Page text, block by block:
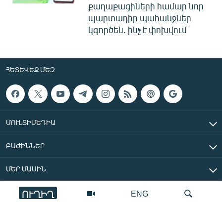
ENG
ՈՒՂԻՂ
քաղաքացիների համար նոր
պարտադիր պահանջներ
կգործեն. ինչ է փոխվում
ՀԵՏԵՎԵՔ ՄԵԶ
ՄՈՒԼՏԻՄԵԴԻԱ
ԲԱԺԻՆՆԵՐ
ՄԵՐ ՄԱՍԻՆ
«Ազատ Եվրոպա/Ազատություն» ռադիոկայան © 2026